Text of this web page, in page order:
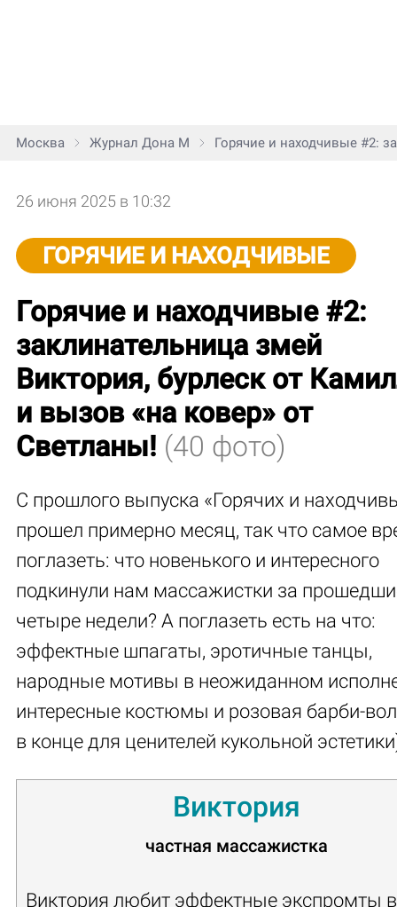
Москва Журнал Дона М Горячие и находчивые #2:
26 июня 2025 в 10:32
ГОРЯЧИЕ И НАХОДЧИВЫЕ
Горячие и находчивые #2:
заклинательница змей
Виктория, бурлеск от
и вызов «на ковер» от
Светланы! (40 фото)
С прошлого выпуска «Горячих и
прошел примерно месяц, так что самое
поглазеть: что новенького и интересного
подкинули нам массажистки за
четыре недели? А поглазеть есть на что:
эффектные шпагаты, эротичные танцы,
народные мотивы в неожиданном
интересные костюмы и розовая барби-
в конце для ценителей кукольной
Виктория
частная массажистка
Виктория любит эффектные экспромты в